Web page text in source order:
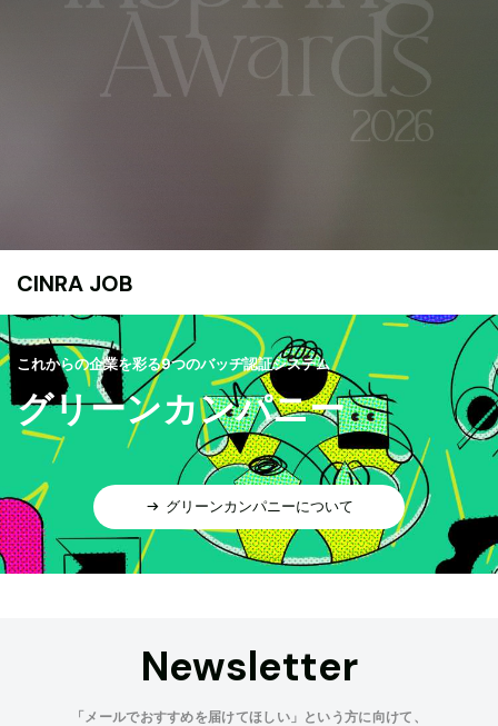
CINRA JOB
これからの企業を彩る9つのバッヂ認証システム
グリーンカンパニー
グリーンカンパニーについて
Newsletter
「メールでおすすめを届けてほしい」という方に向けて、